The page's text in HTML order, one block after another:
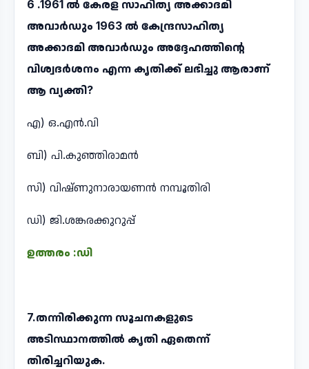
6 .1961 ൽ കേരള സാഹിത്യ അക്കാദമി
അവാർഡും 1963 ൽ കേന്ദ്രസാഹിത്യ
അക്കാദമി അവാർഡും അദ്ദേഹത്തിന്റെ
വിശ്വദർശനം എന്ന കൃതിക്ക് ലഭിച്ചു ആരാണ്
ആ വ്യക്തി?
എ) ഒ.എൻ.വി
ബി) പി.കുഞ്ഞിരാമൻ
സി) വിഷ്ണുനാരായണൻ നമ്പൂതിരി
ഡി) ജി.ശങ്കരക്കുറുപ്പ്
ഉത്തരം :ഡി
7.തന്നിരിക്കുന്ന സൂചനകളുടെ
അടിസ്ഥാനത്തിൽ കൃതി ഏതെന്ന്
തിരിച്ചറിയുക.